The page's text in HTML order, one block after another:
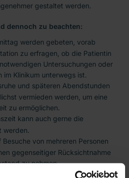
gestaltet werden.
dennoch zu beachten:
werden gebeten, vorab
zu erfragen, ob die Patientin
Untersuchungen oder
im Klinikum unterwegs ist.
und späteren Abendstunden
vermieden werden, um eine
zu ermöglichen.
kann auch gerne die
werden.
von mehreren Personen
gegenseitiger Rücksichtnahme
zu nehmen.